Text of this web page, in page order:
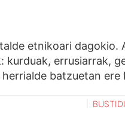
etnikoari dagokio.
kurduak, errusiarrak,
batzuetan